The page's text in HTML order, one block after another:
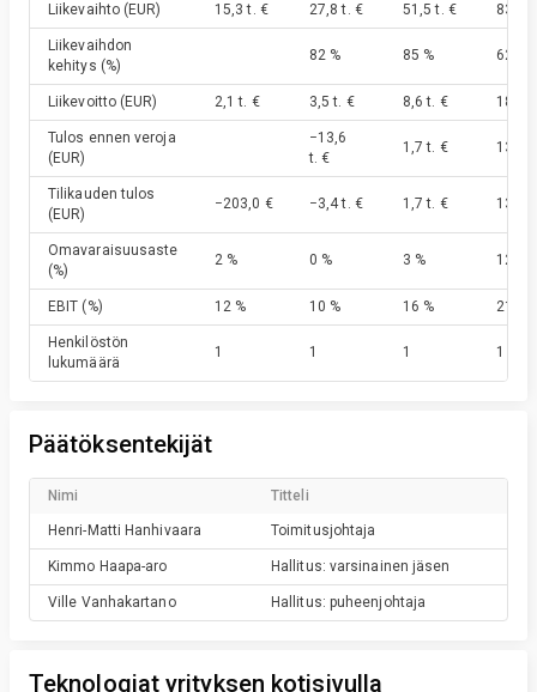
Liikevaihto (EUR) 15,3 t. € 27,8 t. € 51,5 t. € 83,6
Liikevaihdon
kehitys (%)
82 % 85 % 62 %
Liikevoitto (EUR) 2,1 t. € 3,5 t. € 8,6 t. € 18,3
Tulos ennen veroja
(EUR)
−13,6
t. €
1,7 t. € 13,1
Tilikauden tulos
(EUR)
−203,0 € −3,4 t. € 1,7 t. € 13,1
Omavaraisuusaste
(%)
2 % 0 % 3 % 12 %
EBIT (%) 12 % 10 % 16 % 21 %
Henkilöstön
lukumäärä
1 1 1 1
Päätöksentekijät
Nimi Titteli
Henri-Matti Hanhivaara Toimitusjohtaja
Kimmo Haapa-aro Hallitus: varsinainen jäsen
Ville Vanhakartano Hallitus: puheenjohtaja
Teknologiat yrityksen kotisivulla